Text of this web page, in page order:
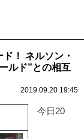
！ ネルソン・
ルド”との相互
2019.09.20 19:45
今日20